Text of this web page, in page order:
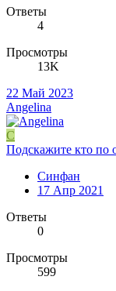
Ответы
4
Просмотры
13K
22 Май 2023
Angelina
С
Подскажите кто по
Синфан
17 Апр 2021
Ответы
0
Просмотры
599